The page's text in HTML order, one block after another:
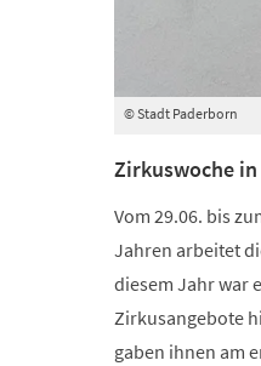
© Stadt Paderborn
Zirkuswoche
Vom 29.06. bis
Jahren arbeitet
diesem Jahr war
Zirkusangebote
gaben ihnen am